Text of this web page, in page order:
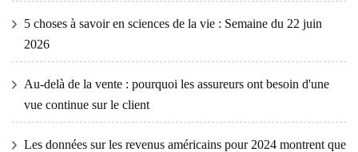
5 choses à savoir en sciences de la vie : Semaine du 22 juin
2026
Au-delà de la vente : pourquoi les assureurs ont besoin d'une
vue continue sur le client
Les données sur les revenus américains pour 2024 montrent que